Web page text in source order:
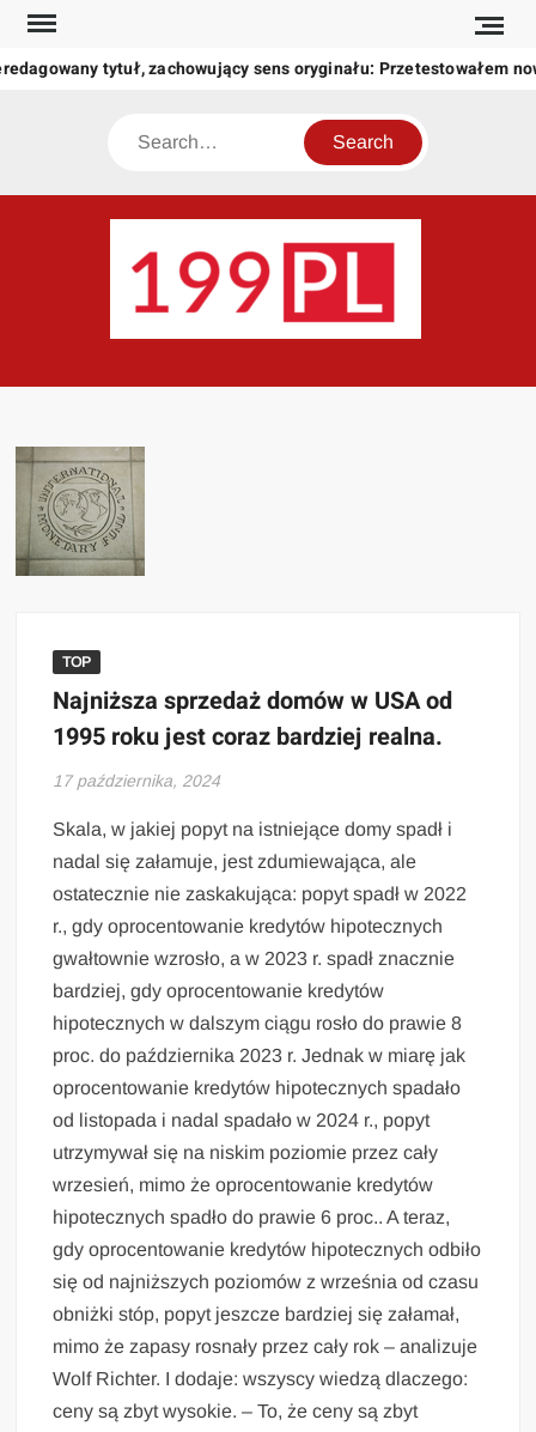
Skip
content
tytuł, zachowujący sens oryginału: Przetestowałem
Search
świat
TOP
Najniższa sprzedaż domów w USA od
1995 roku jest coraz bardziej realna.
17 października, 2024
Skala, w jakiej popyt na istniejące domy spadł i
nadal się załamuje, jest zdumiewająca, ale
ostatecznie nie zaskakująca: popyt spadł w 2022
r., gdy oprocentowanie kredytów hipotecznych
gwałtownie wzrosło, a w 2023 r. spadł znacznie
bardziej, gdy oprocentowanie kredytów
hipotecznych w dalszym ciągu rosło do prawie 8
proc. do października 2023 r. Jednak w miarę jak
oprocentowanie kredytów hipotecznych spadało
od listopada i nadal spadało w 2024 r., popyt
utrzymywał się na niskim poziomie przez cały
wrzesień, mimo że oprocentowanie kredytów
hipotecznych spadło do prawie 6 proc.. A teraz,
gdy oprocentowanie kredytów hipotecznych odbiło
się od najniższych poziomów z września od czasu
obniżki stóp, popyt jeszcze bardziej się załamał,
mimo że zapasy rosnały przez cały rok – analizuje
Wolf Richter. I dodaje: wszyscy wiedzą dlaczego:
ceny są zbyt wysokie. – To, że ceny są zbyt